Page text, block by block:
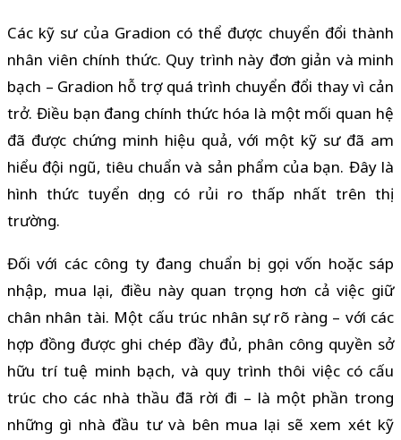
Các kỹ sư của Gradion có thể được chuyển đổi thành
nhân viên chính thức. Quy trình này đơn giản và minh
bạch – Gradion hỗ trợ quá trình chuyển đổi thay vì cản
trở. Điều bạn đang chính thức hóa là một mối quan hệ
đã được chứng minh hiệu quả, với một kỹ sư đã am
hiểu đội ngũ, tiêu chuẩn và sản phẩm của bạn. Đây là
hình thức tuyển dụng có rủi ro thấp nhất trên thị
trường.
Đối với các công ty đang chuẩn bị gọi vốn hoặc sáp
nhập, mua lại, điều này quan trọng hơn cả việc giữ
chân nhân tài. Một cấu trúc nhân sự rõ ràng – với các
hợp đồng được ghi chép đầy đủ, phân công quyền sở
hữu trí tuệ minh bạch, và quy trình thôi việc có cấu
trúc cho các nhà thầu đã rời đi – là một phần trong
những gì nhà đầu tư và bên mua lại sẽ xem xét kỹ